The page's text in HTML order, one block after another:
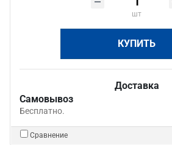
шт
КУПИТЬ
Доставка
Самовывоз
Бесплатно.
Сравнение